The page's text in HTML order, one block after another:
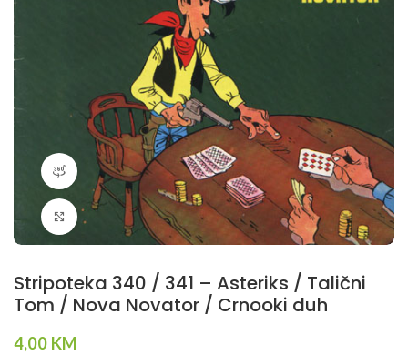
360 product view
Klikni da povečaš
Stripoteka 340 / 341 – Asteriks / Talični
Tom / Nova Novator / Crnooki duh
4,00 KM